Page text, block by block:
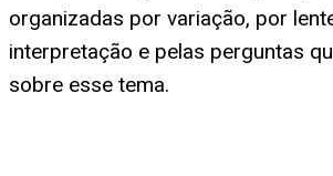
organizadas por variação, por
interpretação e pelas perguntas
sobre esse tema.